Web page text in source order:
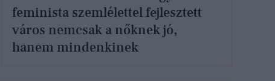
feminista szemlélettel fejlesztett
város nemcsak a nőknek jó,
hanem mindenkinek